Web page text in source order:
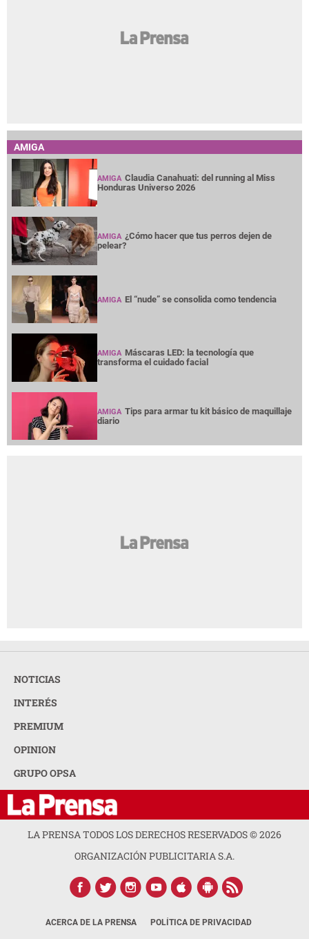
AMIGA
AMIGA Claudia Canahuati: del running al Miss
Honduras Universo 2026
AMIGA ¿Cómo hacer que tus perros dejen de
pelear?
AMIGA El “nude” se consolida como tendencia
AMIGA Máscaras LED: la tecnología que
transforma el cuidado facial
AMIGA Tips para armar tu kit básico de maquillaje
diario
NOTICIAS
INTERÉS
PREMIUM
OPINION
GRUPO OPSA
LA PRENSA TODOS LOS DERECHOS RESERVADOS ©2026
ORGANIZACIÓN PUBLICITARIA S.A.
ACERCA DE LA PRENSA POLÍTICA DE PRIVACIDAD